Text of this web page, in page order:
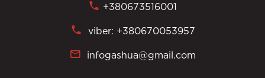
+380673516001
viber: +380670053957
infogashua@gmail.com